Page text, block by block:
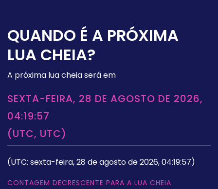
QUANDO É A PRÓXIMA
LUA CHEIA?
A próxima lua cheia será em
SEXTA-FEIRA, 28 DE AGOSTO DE 2026,
04:19:57
(UTC, UTC)
(UTC: sexta-feira, 28 de agosto de 2026, 04:19:57)
CONTAGEM DECRESCENTE PARA A LUA CHEIA